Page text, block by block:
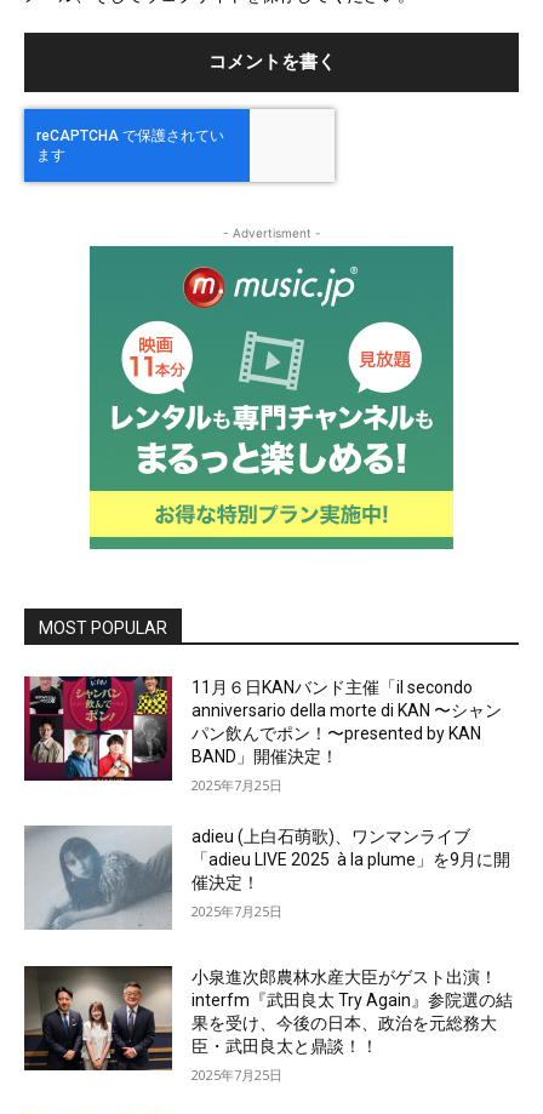
- Advertisment -
MOST POPULAR
11月６日KANバンド主催「il secondo
anniversario della morte di KAN 〜シャン
パン飲んでポン！〜presented by KAN
BAND」開催決定！
2025年7月25日
adieu (上白石萌歌)、ワンマンライブ
「adieu LIVE 2025 à la plume」を9月に開
催決定！
2025年7月25日
小泉進次郎農林水産大臣がゲスト出演！
interfm『武田良太 Try Again』参院選の結
果を受け、今後の日本、政治を元総務大
臣・武田良太と鼎談！！
2025年7月25日